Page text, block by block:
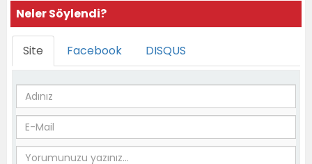
Neler Söylendi?
Site Facebook DISQUS